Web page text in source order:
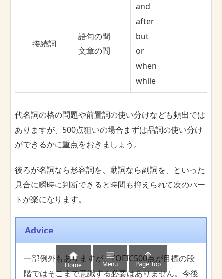
接続詞
語句の間
文章の間
and
after
but
or
when
while
代名詞の格の問題や前置詞の使い分けなども頻出では
ありますが、500点狙いの場合まずは品詞の使い分け
ができるかに重点をおきましょう。
後ろが名詞なら形容詞を、動詞なら副詞を、といった
具合に瞬時に判断できると時間も抑えられて次のパー
トが楽になります。
Advice
一部例外もありますが、TOEIC500点が目標の段
階ではそこまで意識する必要はありません。今後

Home

Menu

Page Top